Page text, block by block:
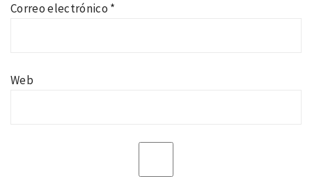
Correo electrónico *
Web